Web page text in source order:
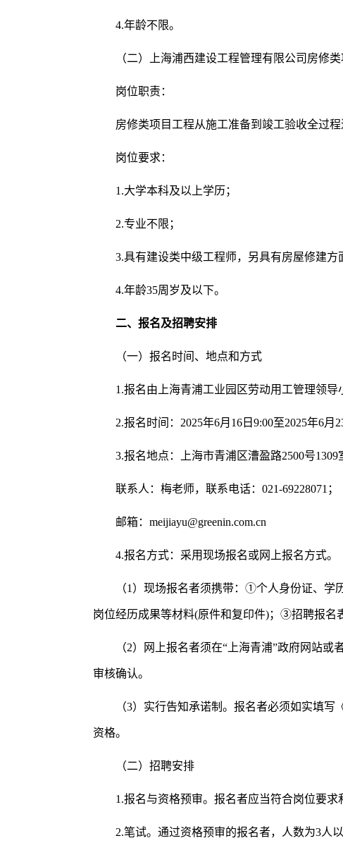
4.年龄不限。
（二）上海浦西建设工程管理有限公司房修
岗位职责：
房修类项目工程从施工准备到竣工验收全过
岗位要求：
1.大学本科及以上学历；
2.专业不限；
3.具有建设类中级工程师，另具有房屋修建方
4.年龄35周岁及以下。
二、报名及招聘安排
（一）报名时间、地点和方式
1.报名由上海青浦工业园区劳动用工管理领导
2.报名时间：2025年6月16日9:00至2025年6月
3.报名地点：上海市青浦区漕盈路2500号1309
联系人：梅老师，联系电话：021-69228071；
邮箱：meijiayu@greenin.com.cn
4.报名方式：采用现场报名或网上报名方式。
（1）现场报名者须携带：①个人身份证、
岗位经历成果等材料(原件和复印件)；③招聘报名
（2）网上报名者须在“上海青浦”政府网站
审核确认。
（3）实行告知承诺制。报名者必须如实填
资格。
（二）招聘安排
1.报名与资格预审。报名者应当符合岗位要
2.笔试。通过资格预审的报名者，人数为3人